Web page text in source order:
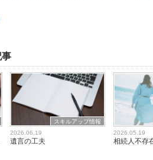
事
スキルアップ情報
2026.06.19
遺言の工夫
2026.05.19
相続人不存